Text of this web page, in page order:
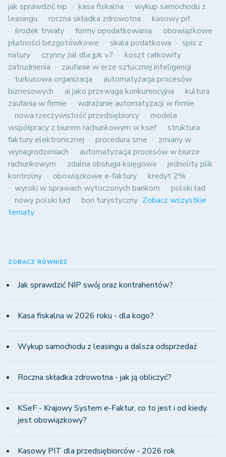
jak sprawdzić nip kasa fiskalna
wykup samochodu z
leasingu
roczna składka zdrowotna
kasowy pit
środek trwały
formy opodatkowania
obowiązkowe
płatności bezgotówkowe
skala podatkowa
spis z
natury
czynny żal dla jpk v7
koszt całkowity
zatrudnienia
zaufanie w erze sztucznej inteligencji
turkusowa organizacja
automatyzacja procesów
biznesowych
ai jako przewaga konkurencyjna
kultura
zaufania w firmie
wdrażanie automatyzacji w firmie
nowa rzeczywistość przedsiębiorcy
modele
współpracy z biurem rachunkowym w ksef
struktura
faktury elektronicznej
procedura sme
zmiany w
wynagrodzeniach
automatyzacja procesów w biurze
rachunkowym
zdalna obsługa księgowa
jednolity plik
kontrolny
obowiązkowe e-faktury
kredyt 2%
wyroki w sprawach wytoczonych bankom
polski ład
nowy polski ład
bon turystyczny Zobacz wszystkie
tematy
ZOBACZ RÓWNIEŻ
Jak sprawdzić NIP swój oraz kontrahentów?
Kasa fiskalna w 2026 roku - dla kogo?
Wykup samochodu z leasingu a dalsza odsprzedaż
Roczna składka zdrowotna - jak ją obliczyć?
KSeF - Krajowy System e-Faktur, co to jest i od kiedy
jest obowiązkowy?
Kasowy PIT dla przedsiębiorców - 2026 rok